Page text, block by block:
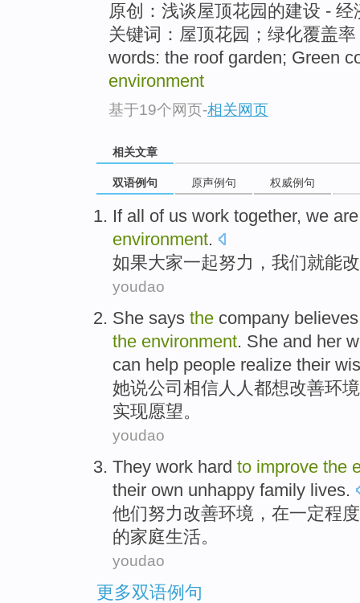
原创：浅谈屋顶花园的建设 -
关键词：屋顶花园；绿化覆盖率
words: the roof garden; Green
environment
基于19个网页-相关网页
相关文章
双语例句 原声例句 权威例句
If all of us work together, we
environment.
如果大家一起努力，我们就能
youdao
She says the company
the environment. She and her
can help people realize their
她说公司相信人人都想改善环
实现愿望。
youdao
They work hard to improve the
their own unhappy family lives.
他们努力改善环境 ， 在一定程
的家庭生活。
youdao
更多双语例句